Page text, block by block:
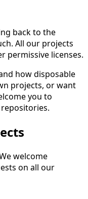
back to the
All our projects
permissive licenses.
how disposable
projects, or want
you to
welcome
on all our